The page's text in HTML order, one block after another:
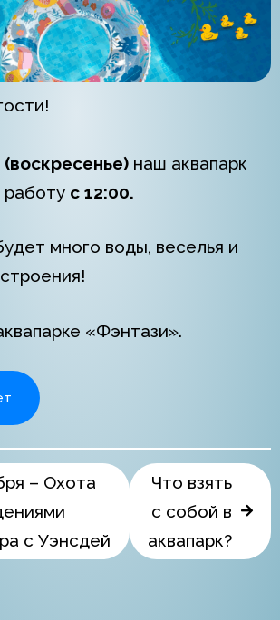
наш аквапарк
с 12:00.
много воды, веселья и
«Фэнтази».
– Охота
с Уэнсдей
Что взять
с собой в
аквапарк?